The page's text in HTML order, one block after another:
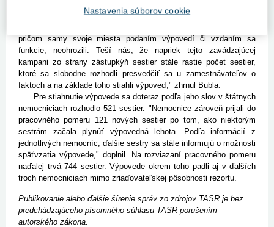
predstaviteľky sestier sú nervózne, keďže svoje kolegyne dotlačili
pričom samy svoje miesta podaním výpovedí či vzdaním sa
funkcie, neohrozili. Teší nás, že napriek tejto zavádzajúcej
kampani zo strany zástupkýň sestier stále rastie počet sestier,
ktoré sa slobodne rozhodli presvedčiť sa u zamestnávateľov o
faktoch a na základe toho stiahli výpoveď," zhrnul Bubla.
Pre stiahnutie výpovede sa doteraz podľa jeho slov v štátnych
nemocniciach rozhodlo 521 sestier. "Nemocnice zároveň prijali do
pracovného pomeru 121 nových sestier po tom, ako niektorým
sestrám začala plynúť výpovedná lehota. Podľa informácií z
jednotlivých nemocníc, ďalšie sestry sa stále informujú o možnosti
späťvzatia výpovede," doplnil. Na rozviazaní pracovného pomeru
naďalej trvá 744 sestier. Výpovede okrem toho padli aj v ďalších
troch nemocniciach mimo zriaďovateľskej pôsobnosti rezortu.
Publikovanie alebo ďalšie šírenie správ zo zdrojov TASR je bez
predchádzajúceho písomného súhlasu TASR porušením
autorského zákona.
Nastavenia súborov cookie